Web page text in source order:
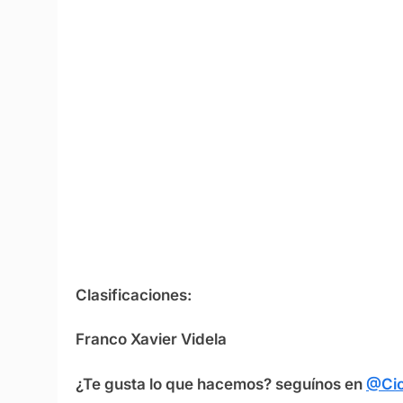
Clasificaciones:
Franco Xavier Videla
¿Te gusta lo que hacemos? seguínos en